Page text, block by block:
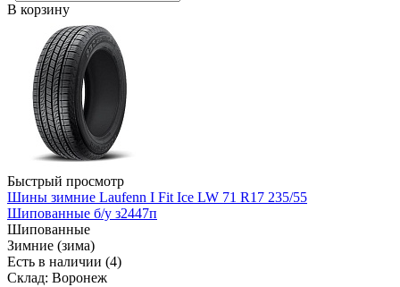
В корзину
Быстрый просмотр
Шины зимние Laufenn I Fit Ice LW 71 R17 235/55
Шипованные б/у з2447п
Шипованные
Зимние (зима)
Есть в наличии (4)
Склад: Воронеж